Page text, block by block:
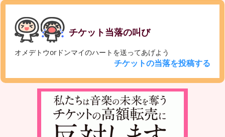
チケット当落の叫び
オメデトウorドンマイのハートを送ってあげよう
チケットの当落を投稿する